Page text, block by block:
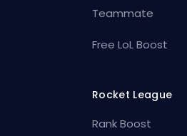
Teammate
Free LoL Boost
Rocket League
Rank Boost